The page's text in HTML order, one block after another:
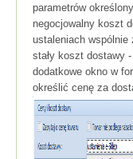
parametrów
negocjowalny koszt
ustaleniach wspólnie
stały koszt dostawy
dodatkowe okno w
określić cenę za